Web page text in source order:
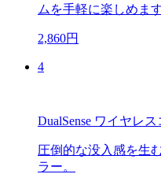
ムを手軽に楽しめます
2,860円
4
DualSense ワイヤレ
圧倒的な没入感を生
ラー。